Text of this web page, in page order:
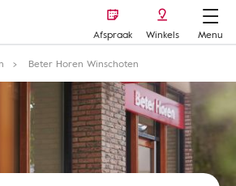
Afspraak Winkels
Menu
Beter Horen Winschoten